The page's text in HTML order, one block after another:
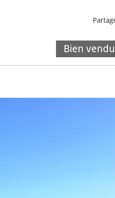
Bien vendu